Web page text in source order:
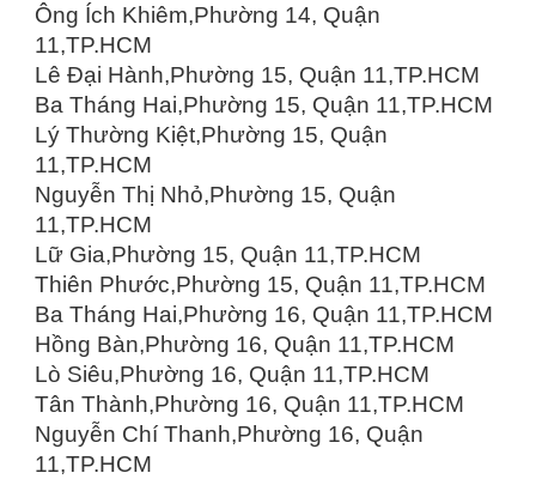
Ông Ích Khiêm,Phường 14, Quận
11,TP.HCM
Lê Đại Hành,Phường 15, Quận 11,TP.HCM
Ba Tháng Hai,Phường 15, Quận 11,TP.HCM
Lý Thường Kiệt,Phường 15, Quận
11,TP.HCM
Nguyễn Thị Nhỏ,Phường 15, Quận
11,TP.HCM
Lữ Gia,Phường 15, Quận 11,TP.HCM
Thiên Phước,Phường 15, Quận 11,TP.HCM
Ba Tháng Hai,Phường 16, Quận 11,TP.HCM
Hồng Bàn,Phường 16, Quận 11,TP.HCM
Lò Siêu,Phường 16, Quận 11,TP.HCM
Tân Thành,Phường 16, Quận 11,TP.HCM
Nguyễn Chí Thanh,Phường 16, Quận
11,TP.HCM